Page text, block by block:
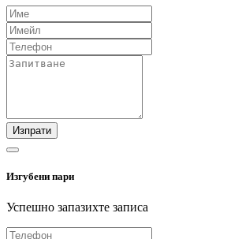
Изпрати
Изгубени пари
Успешно запазихте записа